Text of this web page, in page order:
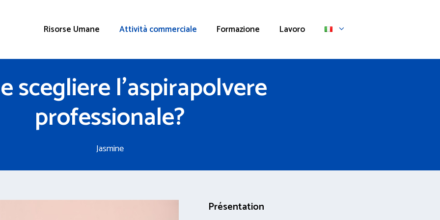
Risorse Umane Attività commerciale Formazione Lavoro
scegliere l’aspirapolvere
professionale?
Jasmine
Présentation